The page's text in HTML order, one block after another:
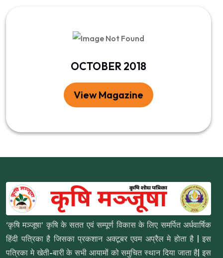
OCTOBER 2018
View Magazine
‘कृषि मञ्जूषा’ कृषि के सतत एवं सम्पूर्ण विकास के लिए समर्पित अर्धवार्षिक
हिंदी पत्रिका है जिसका प्रकशान अक्टूबर एवम अप्रैल मे होता है | इस
पत्रिका मे खेती-बारी के सभी आयामों को समुचित स्थान दिया जाता है| इस